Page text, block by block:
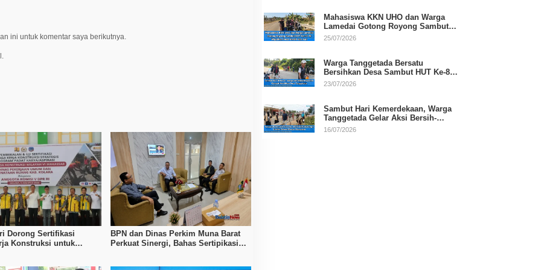
ini untuk komentar saya berikutnya.
Dorong Sertifikasi
Konstruksi untuk
BPN dan Dinas Perkim Muna Barat
Perkuat Sinergi, Bahas Sertipikasi
Mahasiswa KKN UHO dan Warga
Lamedai Gotong Royong Sambut
HUT Ke-81 RI
25/07/2026
Warga Tanggetada Bersatu
Bersihkan Desa Sambut HUT Ke-81
RI
23/07/2026
Sambut Hari Kemerdekaan, Warga
Tanggetada Gelar Aksi Bersih-
Bersih Desa
16/07/2026